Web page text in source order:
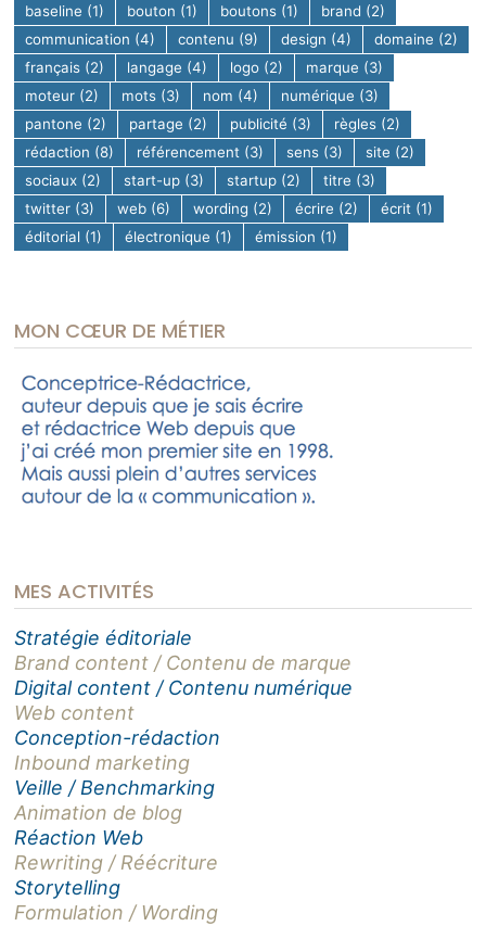
baseline (1) bouton (1) boutons (1) brand (2)
communication (4) contenu (9) design (4) domaine (2)
français (2) langage (4) logo (2) marque (3)
moteur (2) mots (3) nom (4) numérique (3)
pantone (2) partage (2) publicité (3) règles (2)
rédaction (8) référencement (3) sens (3) site (2)
sociaux (2) start-up (3) startup (2) titre (3)
twitter (3) web (6) wording (2) écrire (2) écrit (1)
éditorial (1) électronique (1) émission (1)
MON CŒUR DE MÉTIER
MES ACTIVITÉS
Stratégie éditoriale
Brand content / Contenu de marque
Digital content / Contenu numérique
Web content
Conception-rédaction
Inbound marketing
Veille / Benchmarking
Animation de blog
Réaction Web
Rewriting / Réécriture
Storytelling
Formulation / Wording